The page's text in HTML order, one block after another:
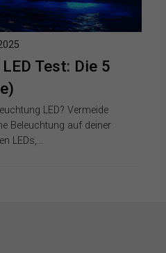
Test: Die 5
LED? Vermeide
Beleuchtung auf deiner
LEDs,…